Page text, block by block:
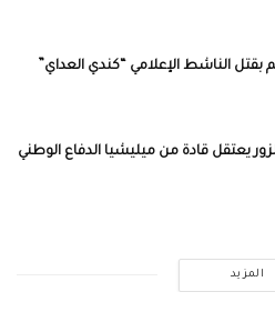
الناشط الإعلامي “كندي العداي”
يعتقل قادة من ميليشيا الدفاع الوطني
المزيد